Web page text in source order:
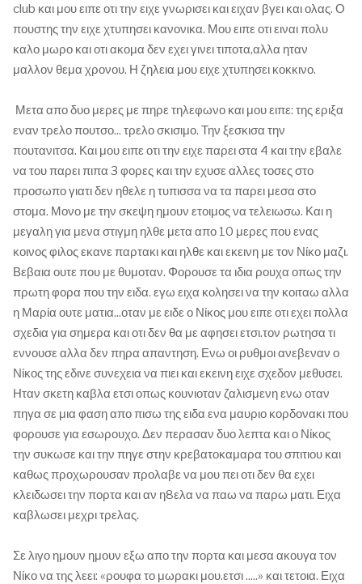
club και μου ειπε οτι την ειχε γνωρισει και ειχαν βγει και ολας. Ο
πουστης την ειχε χτυπησει κανονικα. Μου ειπε οτι ειναι πολυ
καλο μωρο και οτι ακομα δεν εχει γινει τιποτα,αλλα ηταν
μαλλον θεμα χρονου. Η ζηλεια μου ειχε χτυπησει κοκκινο.
Μετα απο δυο μερες με πηρε τηλεφωνο και μου ειπε: της εριξα
εναν τρελο πουτσο... τρελο σκισιμο. Την ξεσκισα την
πουτανιτσα. Και μου ειπε οτι την ειχε παρει στα 4 και την εβαλε
να του παρει πιπα 3 φορες και την εχυσε αλλες τοσες στο
προσωπο γιατι δεν ηθελε η τυπισσα να τα παρει μεσα στο
στομα. Μονο με την σκεψη ημουν ετοιμος να τελειωσω. Και η
μεγαλη για μενα στιγμη ηλθε μετα απο 10 μερες που ενας
κοινος φιλος εκανε παρτακι και ηλθε και εκεινη με τον Νίκο μαζι.
Βεβαια ουτε που με θυμοταν. Φορουσε τα ιδια ρουχα οπως την
πρωτη φορα που την ειδα. εγω ειχα κολησει να την κοιταω αλλα
η Μαρία ουτε ματια...οταν με ειδε ο Νίκος μου ειπε οτι εχει πολλα
σχεδια για σημερα και οτι δεν θα με αφησει ετσι.τον ρωτησα τι
εννουσε αλλα δεν πηρα απαντηση. Ενω οι ρυθμοι ανεβεναν ο
Νίκος της εδινε συνεχεια να πιει και εκεινη ειχε σχεδον μεθυσει.
Ηταν σκετη καβλα ετσι οπως κουνιοταν ζαλισμενη ενω οταν
πηγα σε μια φαση απο πισω της ειδα ενα μαυριο κορδονακι που
φορουσε για εσωρουχο. Δεν περασαν δυο λεπτα και ο Νίκος
την συκωσε και την πηγε στην κρεβατοκαμαρα του σπιτιου και
καθως προχωρουσαν προλαβε να μου πει οτι δεν θα εχει
κλειδωσει την πορτα και αν η8ελα να παω να παρω ματι. Ειχα
καβλωσει μεχρι τρελας.
Σε λιγο ημουν ημουν εξω απο την πορτα και μεσα ακουγα τον
Νίκο να της λεει: «ρουφα το μωρακι μου.ετσι .....» και τετοια. Ειχα